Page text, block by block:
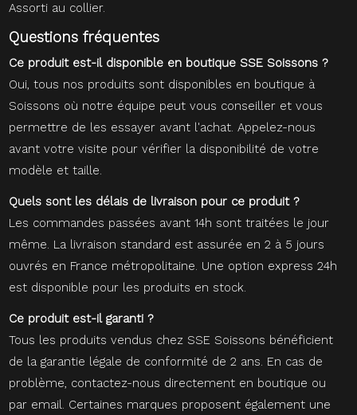
Assorti au collier.
Questions fréquentes
Ce produit est-il disponible en boutique SSE Soissons ?
Oui, tous nos produits sont disponibles en boutique à
Soissons où notre équipe peut vous conseiller et vous
permettre de les essayer avant l'achat. Appelez-nous
avant votre visite pour vérifier la disponibilité de votre
modèle et taille.
Quels sont les délais de livraison pour ce produit ?
Les commandes passées avant 14h sont traitées le jour
même. La livraison standard est assurée en 2 à 5 jours
ouvrés en France métropolitaine. Une option express 24h
est disponible pour les produits en stock.
Ce produit est-il garanti ?
Tous les produits vendus chez SSE Soissons bénéficient
de la garantie légale de conformité de 2 ans. En cas de
problème, contactez-nous directement en boutique ou
par email. Certaines marques proposent également une